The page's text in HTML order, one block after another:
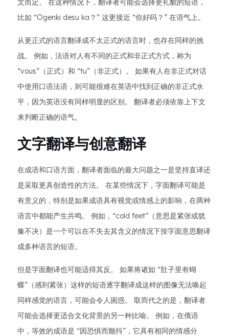
文而定。 在这种情况下，翻译者可能会选择更礼貌的短语，
比如 “Ogenki desu ka？” 这更接近 “你好吗？” 在语气上。
从更正式的语言翻译成不太正式的语言时，也存在同样的挑
战。 例如，法语对人有不同的正式和非正式方式，称为
“vous”（正式）和 “tu”（非正式）。 如果有人在非正式对话
中使用口语法语，则可能很难在英语中找到正确的非正式水
平，因为英语没有同样明显的区别。 翻译者必须依靠上下文
来判断正确的语气。
文字翻译与创意翻译
在成语和口语方面，翻译者面临的最大问题之一是坚持直译还
是采取更具创造性的方法。 在某些情况下，字面翻译可能是
有意义的，特别是如果成语具有视觉或情感上的影响，在两种
语言中都能产生共鸣。 例如，“cold feet”（意思是紧张或犹
豫不决）是一个可以在不失去其含义的情况下按字面意思翻译
成多种语言的短语。
但是字面翻译也可能适得其反。 如果将诸如 “肚子里有蝴
蝶”（感到紧张）这样的短语逐字翻译成这样的图像无法唤起
同样感觉的语言，可能会令人困惑。 取而代之的是，翻译者
可能会选择更适合文化背景的另一种比喻。 例如，在俄语
中，等效的成语是 “因恐惧而颤抖”，它具有相同的情感分